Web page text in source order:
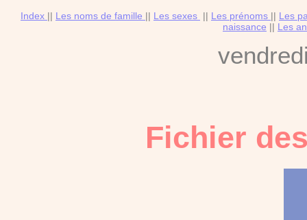
Index || Les noms de famille || Les sexes || Les prénoms || Les
naissance || Les
Fichier